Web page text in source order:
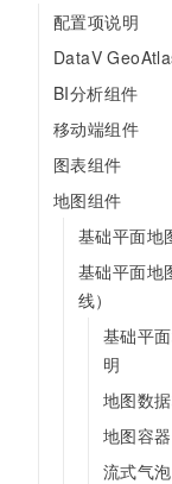
配置项说明
DataV
BI分析组件
移动端组件
图表组件
地图组件
基础平面地
基础平面地
线）
基础平
明
地图数
地图容
流式气
开发工具
专有云